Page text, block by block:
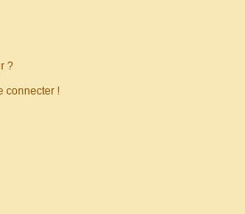
?
connecter !